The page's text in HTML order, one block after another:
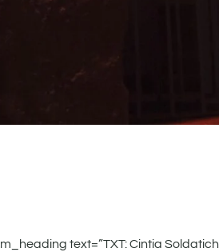
text=”TXT: Cintia Soldatich